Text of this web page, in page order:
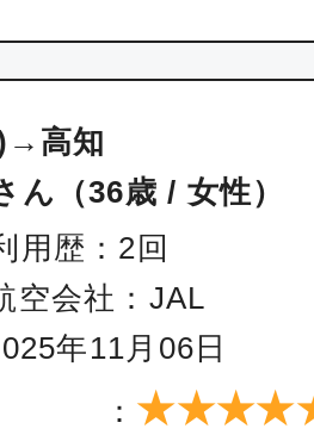
高知
ん（36歳 / 女性）
用歴：2回
空会社：JAL
年11月06日
：